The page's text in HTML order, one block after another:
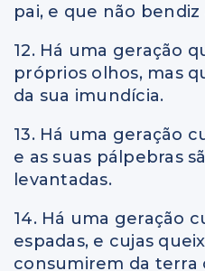
pai, e que não bendiz
12. Há uma geração
próprios olhos, mas
da sua imundícia.
13. Há uma geração
e as suas pálpebras
levantadas.
14. Há uma geração
espadas, e cujas
consumirem da terra